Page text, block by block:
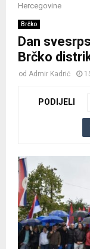
Hercegovine
Brčko
Dan
Brčko
od Admir Kadrić
PODIJELI